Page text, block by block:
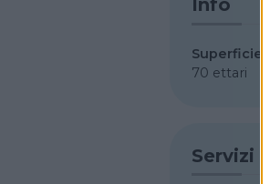
Info
Superficie
70 ettari
Servizi